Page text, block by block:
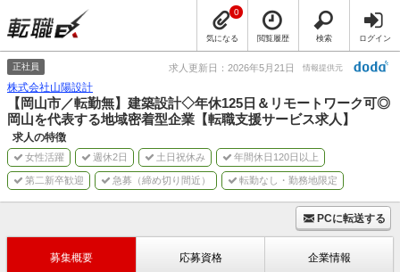
気になる
0
閲覧履歴 検索 ログイン
正社員 求人更新日：2026年5月21日 情報提供元
株式会社山陽設計
【岡山市／転勤無】建築設計◇年休125日＆リモートワーク可◎
岡山を代表する地域密着型企業【転職支援サービス求人】
求人の特徴
女性活躍 週休2日 土日祝休み 年間休日120日以上
第二新卒歓迎 急募（締め切り間近） 転勤なし・勤務地限定
PCに転送する
募集概要 応募資格 企業情報